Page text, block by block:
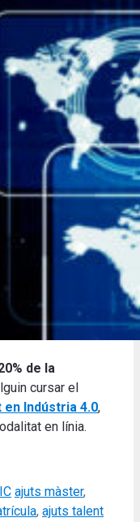
de la
cursar el
Indústria 4.0,
en línia.
Tags
ajuts màster,
, ajuts talent